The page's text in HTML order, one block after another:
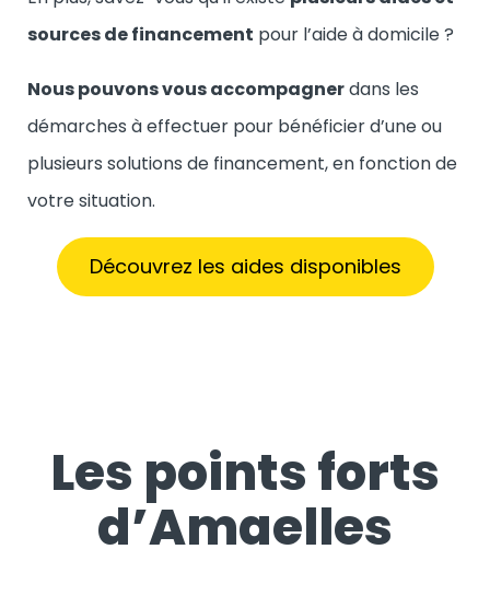
sources de financement pour l’aide à domicile ?
Nous pouvons vous accompagnerdans les
démarches à effectuer pour bénéficier d’une ou
plusieurs solutions de financement, en fonction de
votre situation.
Découvrez les aides disponibles
Les points forts
d’Amaelles